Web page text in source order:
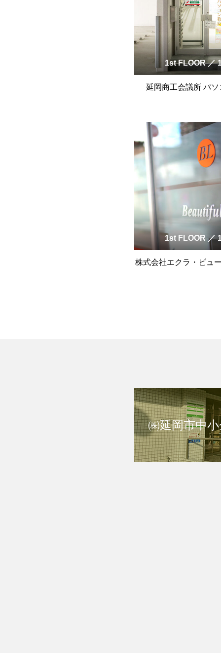
1st FLOOR ／
延岡商工会議所 パ
1st FLOOR ／
株式会社エクラ・ビュ
㈱延岡市中